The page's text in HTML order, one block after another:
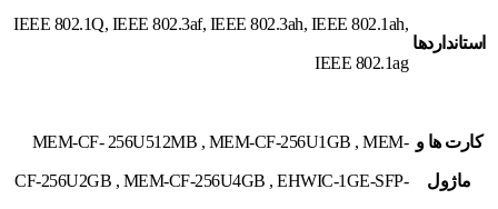
استانداردها
IEEE 802.1Q, IEEE 802.3af, IEEE 802.3ah, IEEE 802.1ah,
IEEE 802.1ag
کارت ها و
ماژول
MEM-CF- 256U512MB , MEM-CF-256U1GB , MEM-
CF-256U2GB , MEM-CF-256U4GB , EHWIC-1GE-SFP-